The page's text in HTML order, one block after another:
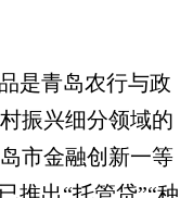
是青岛农行与政
振兴细分领域的
市金融创新一等